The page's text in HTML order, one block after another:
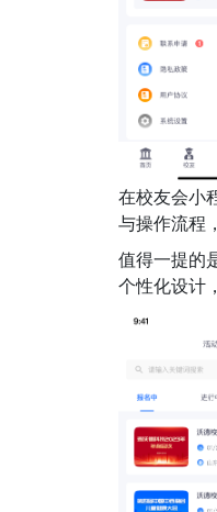
在校友会小
与操作流程
值得一提的
个性化设计